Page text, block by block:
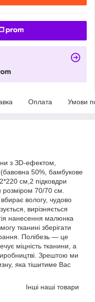
Оплата Умови
з ЗD-ефектом,
50%, бамбукове
см,2 підковдри
розміром 70/70 см.
вбирає вологу, чудово
вирізняється
нанесення малюнка
тканині зберігати
Полібезь — це
міцність тканини, а
Зрештою ми
яка тішитиме Вас